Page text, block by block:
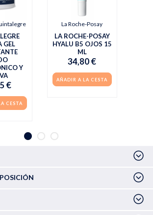
GEL
Y
€
CESTA
La Roche-Posay
LA ROCHE-POSAY
HYALU B5 OJOS 15
ML
34,80 €
AÑADIR A LA CESTA